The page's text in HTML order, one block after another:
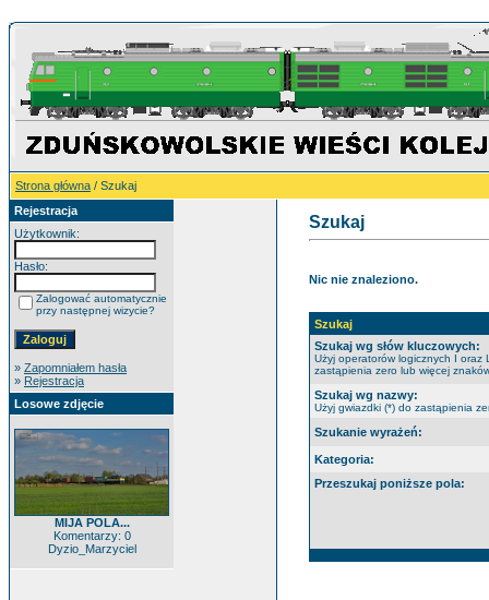
Strona główna / Szukaj
Rejestracja
Użytkownik:
Hasło:
Zalogować automatycznie
przy następnej wizycie?
» Zapomniałem hasła
» Rejestracja
Losowe zdjęcie
MIJA POLA...
Komentarzy: 0
Dyzio_Marzyciel
Szukaj
Nic nie znaleziono.
Szukaj
Szukaj wg słów kluczowych:
Użyj operatorów logicznych I oraz
zastąpienia zero lub więcej
Szukaj wg nazwy:
Użyj gwiazdki (*) do zastąpienia
Szukanie wyrażeń:
Kategoria:
Przeszukaj poniższe pola: